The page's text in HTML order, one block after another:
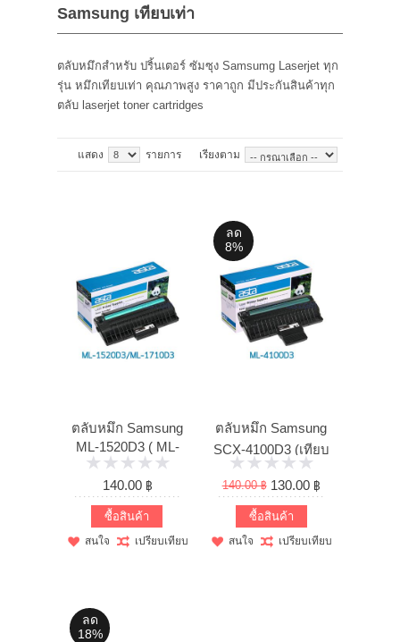
คู่มือ และการรับประกัน
Samsung เทียบเท่า
ตลับหมึกสำหรับ ปริ้นเตอร์ ซัมซุง Samsumg Laserjet ทุก
รุ่น หมึกเทียบเท่า คุณภาพสูง ราคาถูก มีประกันสินค้าทุก
ตลับ laserjet toner cartridges
เรียงตาม
แสดง รายการ
ตลับหมึก Samsung
ML-1520D3 ( ML-
1710D3 ) ...
140.00 ฿
ซื้อสินค้า
สนใจ เปรียบเทียบ
ลด
8%
ตลับหมึก Samsung
SCX-4100D3 (เทียบ
เท่า)
140.00 ฿ 130.00 ฿
ซื้อสินค้า
สนใจ เปรียบเทียบ
ลด
18%